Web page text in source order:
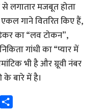
से लगातार मजबूत होता
गाने वितरित किए हैं,
का “लव टोकन”,
गांधी का “प्यार में
भी है और ग्रूवी नंबर
बारे में है।